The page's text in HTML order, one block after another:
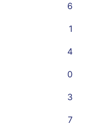
6
1
4
0
3
7